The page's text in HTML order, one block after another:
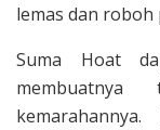
lemas dan roboh
Suma Hoat